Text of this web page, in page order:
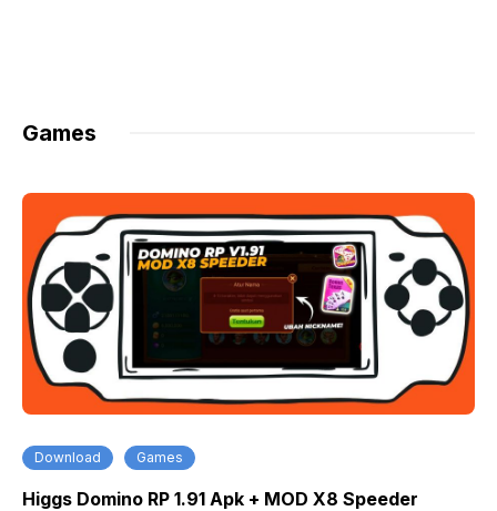
Games
Download Games
Higgs Domino RP 1.91 Apk + MOD X8 Speeder